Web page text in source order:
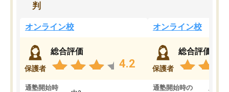
判
オンライン校
保護者
総合評価
4.2
通塾開始時
オンライン校
保護者
総合評価
通塾開始時の